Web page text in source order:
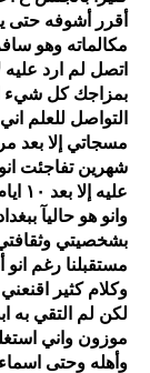
أقرر أشوفه حتى
اتصل لم ارد
بمزاجك كل شيء
التواصل للعلم
مسجاتي إلا بعد
شهرين تفاجئت
وانو هو حاليآ
بشخصيتي
مستقبلنا رغم
وكلام كثير
لكن لم التقي به
موزون واني
وأهله وحتى